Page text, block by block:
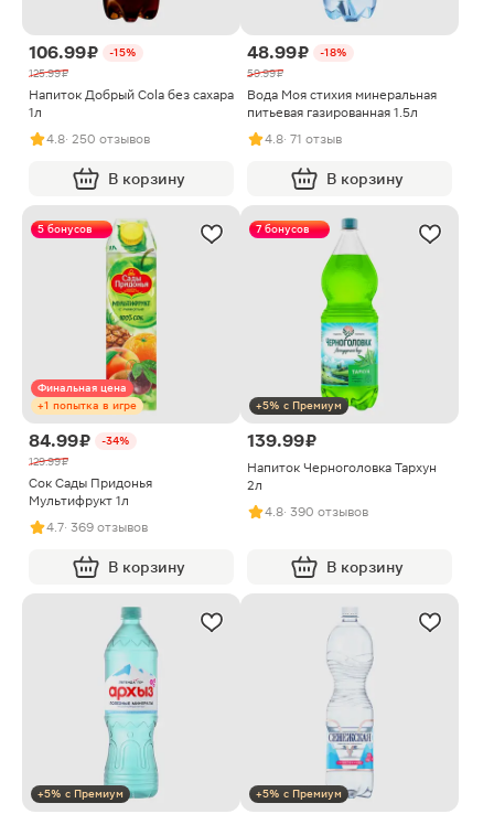
106.99 ₽
-15%
125.99 ₽
Напиток Добрый Cola без сахара
1л
4.8· 250 отзывов
В корзину
48.99 ₽
-18%
59.99 ₽
Вода Моя стихия минеральная
питьевая газированная 1.5л
4.8· 71 отзыв
В корзину
5 бонусов
Финальная цена
+1 попытка в игре
84.99 ₽
-34%
129.99 ₽
Сок Сады Придонья
Мультифрукт 1л
4.7· 369 отзывов
В корзину
7 бонусов
+5% с Премиум
139.99 ₽
Напиток Черноголовка Тархун
2л
4.8· 390 отзывов
В корзину
+5% с Премиум +5% с Премиум